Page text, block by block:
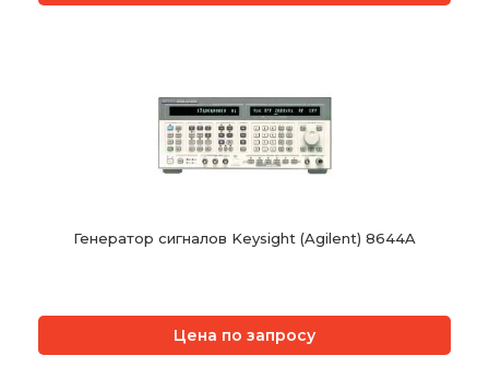
Генератор сигналов Keysight (Agilent) 8644A
Цена по запросу